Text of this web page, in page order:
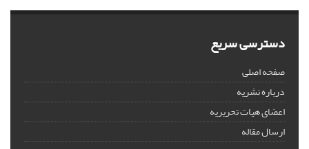
دسترسی سریع
صفحه اصلی
درباره نشریه
اعضای هیات تحریریه
ارسال مقاله